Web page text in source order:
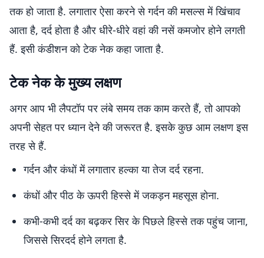
तक हो जाता है. लगातार ऐसा करने से गर्दन की मसल्स में खिंचाव
आता है, दर्द होता है और धीरे-धीरे वहां की नसें कमजोर होने लगती
हैं. इसी कंडीशन को टेक नेक कहा जाता है.
टेक नेक के मुख्य लक्षण
अगर आप भी लैपटॉप पर लंबे समय तक काम करते हैं, तो आपको
अपनी सेहत पर ध्यान देने की जरूरत है. इसके कुछ आम लक्षण इस
तरह से हैं.
गर्दन और कंधों में लगातार हल्का या तेज दर्द रहना.
कंधों और पीठ के ऊपरी हिस्से में जकड़न महसूस होना.
कभी-कभी दर्द का बढ़कर सिर के पिछले हिस्से तक पहुंच जाना,
जिससे सिरदर्द होने लगता है.